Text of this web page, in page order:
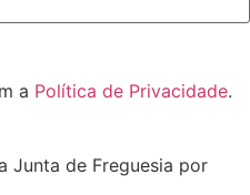
a Política de Privacidade.
Junta de Freguesia por